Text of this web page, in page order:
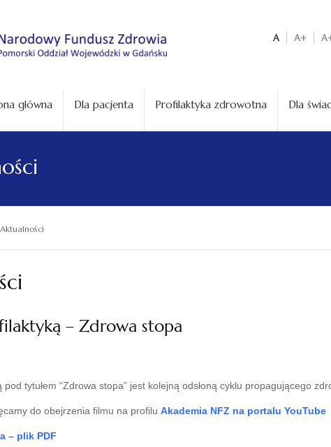
A A+
główna Dla pacjenta Profilaktyka zdrowotna Dla
Aktualności
– Zdrowa stopa
pod tytułem “Zdrowa stopa” jest kolejną odsłoną cyklu propagującego
do obejrzenia filmu na profilu Akademia NFZ na portalu YouTube
– plik PDF